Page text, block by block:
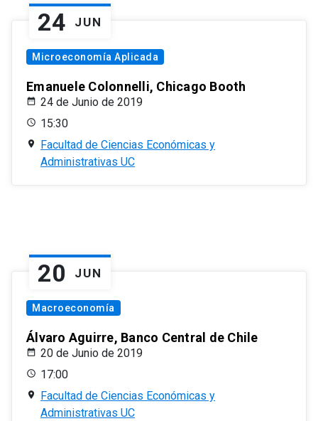
24 JUN
Microeconomía Aplicada
Emanuele Colonnelli, Chicago Booth
24 de Junio de 2019
15:30
Facultad de Ciencias Económicas y
Administrativas UC
20 JUN
Macroeconomía
Álvaro Aguirre, Banco Central de Chile
20 de Junio de 2019
17:00
Facultad de Ciencias Económicas y
Administrativas UC